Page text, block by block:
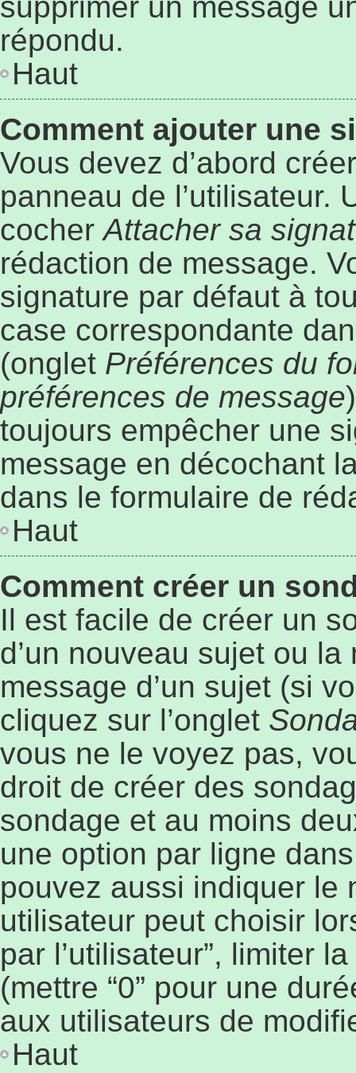
répondu.
Haut
Comment ajouter une
Vous devez d’abord
panneau de l’utilisateur.
cocherAttacher sa
rédaction de message.
signature par défaut à
case correspondante
(onglet Préférences du
préférences de message
toujours empêcher une
message en décochant
dans le formulaire de
Haut
Comment créer un
Il est facile de créer un
d’un nouveau sujet ou
message d’un sujet (si
cliquez sur l’onglet
vous ne le voyez pas,
droit de créer des
sondage et au moins
une option par ligne
pouvez aussi indiquer le
utilisateur peut choisir
par l’utilisateur”, limiter
(mettre “0” pour une
aux utilisateurs de
Haut